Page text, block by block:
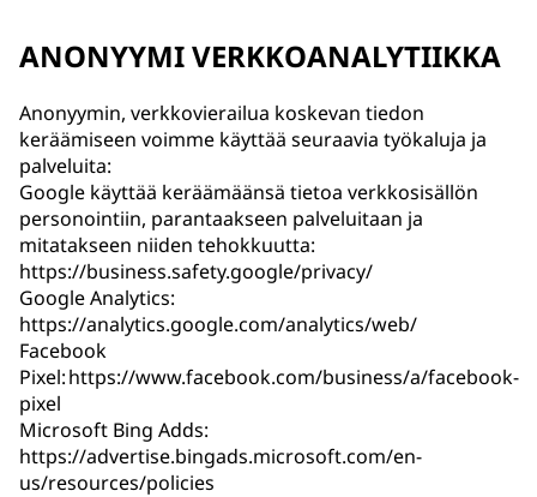
ANONYYMI VERKKOANALYTIIKKA
Anonyymin, verkkovierailua koskevan tiedon
keräämiseen voimme käyttää seuraavia työkaluja ja
palveluita:
Google käyttää keräämäänsä tietoa verkkosisällön
personointiin, parantaakseen palveluitaan ja
mitatakseen niiden tehokkuutta:
https://business.safety.google/privacy/
Google Analytics:
https://analytics.google.com/analytics/web/
Facebook
Pixel: https://www.facebook.com/business/a/facebook-
pixel
Microsoft Bing Adds:
https://advertise.bingads.microsoft.com/en-
us/resources/policies